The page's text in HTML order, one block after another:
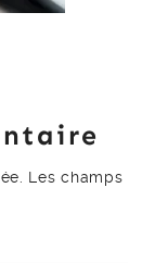
Les champs